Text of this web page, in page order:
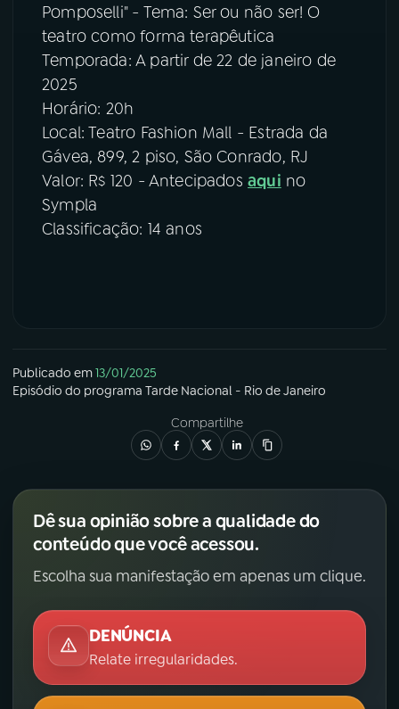
Pomposelli" - Tema: Ser ou não ser! O
teatro como forma terapêutica
Temporada: A partir de 22 de janeiro de
2025
Horário: 20h
Local: Teatro Fashion Mall - Estrada da
Gávea, 899, 2 piso, São Conrado, RJ
Valor: R$ 120 - Antecipadosaqui no
Sympla
Classificação: 14 anos
Publicado em13/01/2025
Episódio do programa Tarde Nacional - Rio de Janeiro
Compartilhe
Dê sua opinião sobre a qualidade do
conteúdo que você acessou.
Escolha sua manifestação em apenas um clique.
DENÚNCIA
Relate irregularidades.